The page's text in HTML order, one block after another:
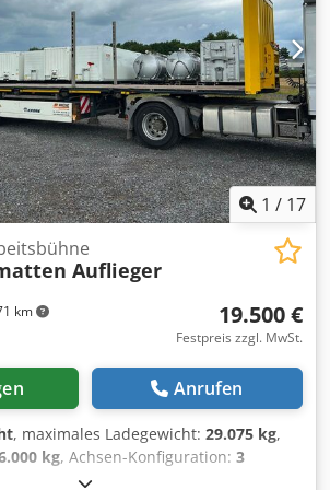
Für weitere Informationen
zur Verfügung
1 / 17
km
Auflieger
19.500 €
Festpreis zzgl. MwSt.
Anrufen
, maximales Ladegewicht: 29.075 kg,
kg, Achsen-Konfiguration: 3
07/2019